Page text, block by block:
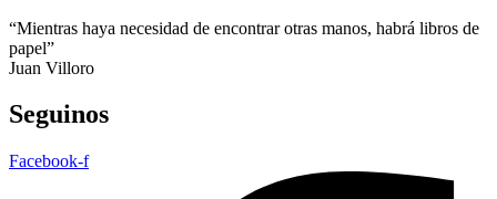
“Mientras haya necesidad de encontrar otras manos, habrá libros de
papel”
Juan Villoro
Seguinos
Facebook-f